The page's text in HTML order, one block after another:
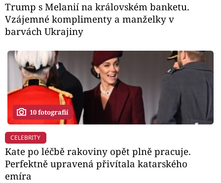
Trump s Melanií na královském banketu.
Vzájemné komplimenty a manželky v
barvách Ukrajiny
10 fotografií
CELEBRITY
Kate po léčbě rakoviny opět plně pracuje.
Perfektně upravená přivítala katarského
emíra